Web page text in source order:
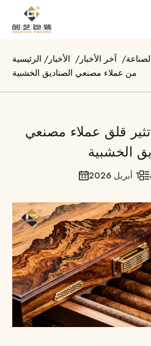
الرئيسية /الأخبار /آخر الأخبار /
من عملاء مصنعي الصناديق الخشبية
قلق عملاء مصنعي
الخشبية
1 أبريل 2026